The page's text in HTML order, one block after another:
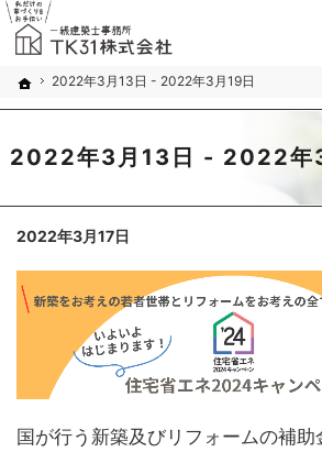
ホーム
2022年3月13日 - 2022年3月19日
2022年3月13日 - 2022年
お客様の想いを詰め込んだ家づくり。千葉市・船橋市の
新築戸建て・注文住宅・自由設計・リノベーション（千
2022年3月17日
国が行う新築及びリフォームの補助